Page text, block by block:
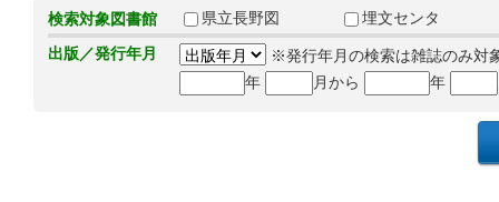
検索対象図書館 県立長野図
埋文センタ
出版／発行年月
※発行年月の検索は雑誌のみ対
年
月から 年